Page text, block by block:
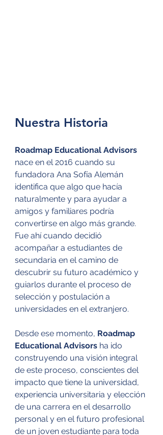
Nuestra Historia
Roadmap Educational Advisors
nace en el 2016 cuando su
fundadora Ana Sofía Alemán
identifica que algo que hacía
naturalmente y para ayudar a
amigos y familiares podría
convertirse en algo más grande.
Fue ahí cuando decidió
acompañar a estudiantes de
secundaria en el camino de
descubrir su futuro académico y
guiarlos durante el proceso de
selección y postulación a
universidades en el extranjero.
Desde ese momento, Roadmap
Educational Advisors ha ido
construyendo una visión integral
de este proceso, conscientes del
impacto que tiene la universidad,
experiencia universitaria y elección
de una carrera en el desarrollo
personal y en el futuro profesional
de un joven estudiante para toda